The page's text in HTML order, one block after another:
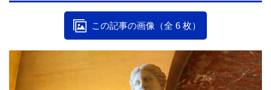
この記事の画像（全 6 枚）